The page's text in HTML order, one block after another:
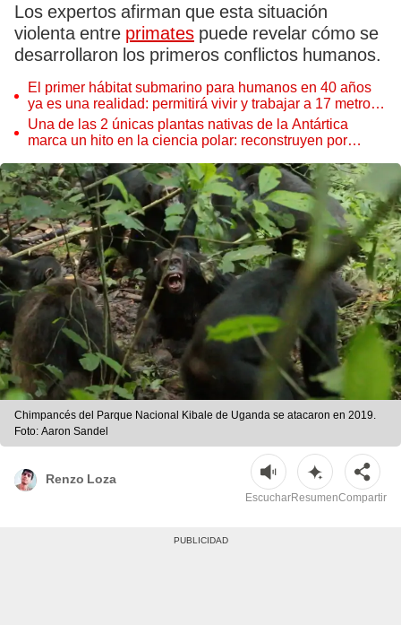
Los expertos afirman que esta situación
violenta entre primates puede revelar cómo se
desarrollaron los primeros conflictos humanos.
El primer hábitat submarino para humanos en 40 años
ya es una realidad: permitirá vivir y trabajar a 17 metros
de profundidad
Una de las 2 únicas plantas nativas de la Antártica
marca un hito en la ciencia polar: reconstruyen por
Chimpancés del Parque Nacional Kibale de Uganda se atacaron en 2019.
Foto: Aaron Sandel
Renzo Loza
EscucharResumenCompartir